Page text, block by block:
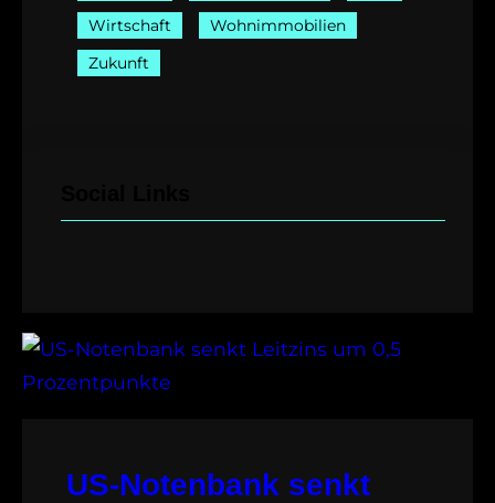
Wirtschaft
Wohnimmobilien
Zukunft
US-Notenbank senkt